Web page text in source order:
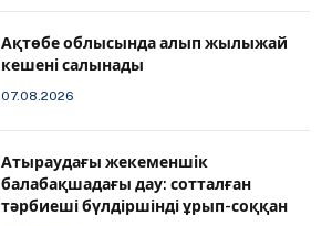
Ақтөбе облысында алып жылыжай
кешені салынады
07.08.2026
Атыраудағы жекеменшік
балабақшадағы дау: сотталған
тәрбиеші бүлдіршінді ұрып-соққан